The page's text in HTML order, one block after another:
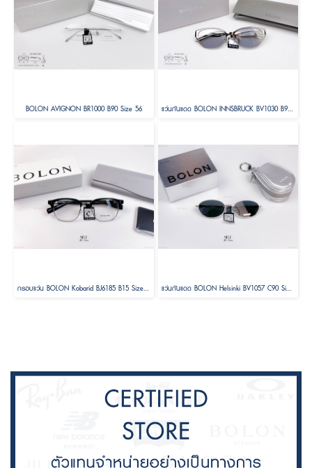
BOLON AVIGNON BR1000 B90 Size 56 แว่นกันแดด BOLON INNSBRUCK BV1030 B90 Size 58
กรอบแว่น BOLON Kobarid BJ6185 B15 Size 52 แว่นกันแดด BOLON Helsinki BV1057 C90 Size 56 ( Foldable )